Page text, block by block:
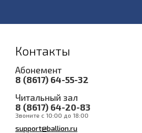
Контакты
Абонемент
8 (8617) 64-55-32
Читальный зал
8 (8617) 64-20-83
Звоните с 10:00 до 18:00
support@ballion.ru